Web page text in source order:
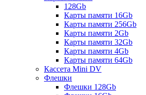
128Gb
Карты памяти 16Gb
Карты памяти 256Gb
Карты памяти 2Gb
Карты памяти 32Gb
Карты памяти 4Gb
Карты памяти 64Gb
Кассета Mini DV
Флешки
Флешки 128Gb